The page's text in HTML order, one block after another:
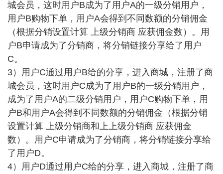
城会员，这时用户B成为了用户A的一级分销用户，
用户B购物下单，用户A会得到不同数额的分销佣金
（根据分销设置计算 上级分销商 应获佣金数）。用
户B申请成为了分销商，将分销链接分享给了用户
C。
3）用户C通过用户B给的分享，进入商城，注册了商
城会员，这时用户C成为了用户B的一级分销用户，
成为了用户A的二级分销用户，用户C购物下单，用
户B和用户A会得到不同数额的分销佣金（根据分销
设置计算 上级分销商和上上级分销商 应获佣金
数）。用户C申请成为了分销商，将分销链接分享给
了用户D。
4）用户D通过用户C给的分享，进入商城，注册了商